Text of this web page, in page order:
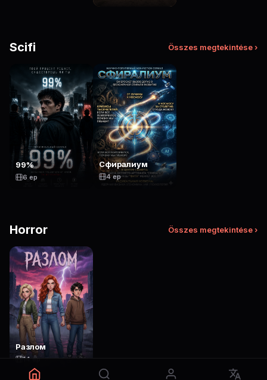
Scifi Összes megtekintése ›
99%
6 ep
Сфиралиум
4 ep
Horror Összes megtekintése ›
Разлом
14 ep